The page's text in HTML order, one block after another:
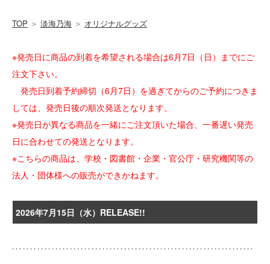
TOP ＞ 淡海乃海 ＞ オリジナルグッズ
※発売日に商品の到着を希望される場合は6月7日（日）までにご
注文下さい。
発売日到着予約締切（6月7日）を過ぎてからのご予約につきま
しては、発売日後の順次発送となります。
※発売日が異なる商品を一緒にご注文頂いた場合、一番遅い発売
日に合わせての発送となります。
※こちらの商品は、学校・図書館・企業・官公庁・研究機関等の
法人・団体様への販売ができかねます。
2026年7月15日（水）RELEASE!!